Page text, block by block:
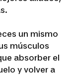
un mismo
músculos
absorber el
y volver a